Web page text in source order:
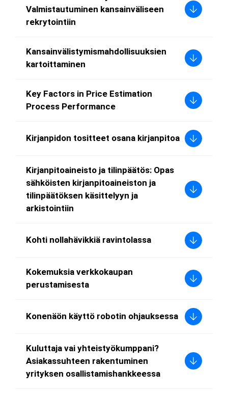
Valmistautuminen kansainväliseen
rekrytointiin
Kansainvälistymismahdollisuuksien
kartoittaminen
Key Factors in Price Estimation
Process Performance
Kirjanpidon tositteet osana kirjanpitoa
Kirjanpitoaineisto ja tilinpäätös: Opas
sähköisten kirjanpitoaineiston ja
tilinpäätöksen käsittelyyn ja
arkistointiin
Kohti nollahävikkiä ravintolassa
Kokemuksia verkkokaupan
perustamisesta
Konenäön käyttö robotin ohjauksessa
Kuluttaja vai yhteistyökumppani?
Asiakassuhteen rakentuminen
yrityksen osallistamishankkeessa